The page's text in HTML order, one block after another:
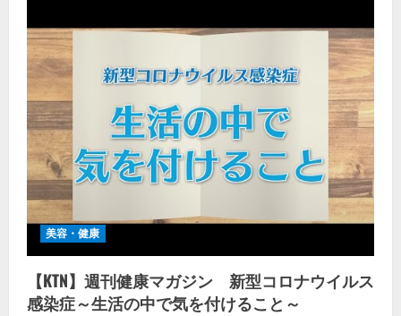
美容・健康
【KTN】週刊健康マガジン 新型コロナウイルス
感染症～生活の中で気を付けること～